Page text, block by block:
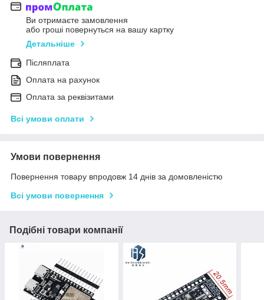
Ви отримаєте замовлення
або гроші повернуться на вашу картку
Детальніше
Післяплата
Оплата на рахунок
Оплата за реквізитами
Всі умови оплати
Умови повернення
Повернення товару впродовж 14 днів за домовленістю
Всі умови повернення
Подібні товари компанії